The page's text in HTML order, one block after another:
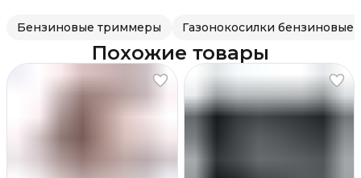
Бензиновые триммеры Газонокосилки бензиновые
Похожие товары